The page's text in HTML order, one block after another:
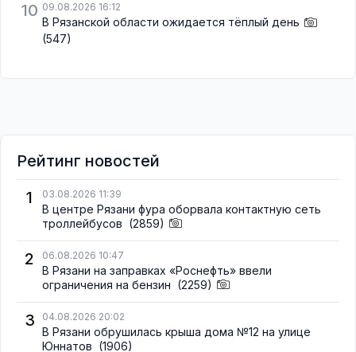
10 09.08.2026 16:12
В Рязанской области ожидается тёплый день
(547)
Рейтинг новостей
1
03.08.2026 11:39
В центре Рязани фура оборвала контактную сеть
троллейбусов (2859)
2 06.08.2026 10:47
В Рязани на заправках «Роснефть» ввели
ограничения на бензин (2259)
3 04.08.2026 20:02
В Рязани обрушилась крыша дома №12 на улице
Юннатов (1906)